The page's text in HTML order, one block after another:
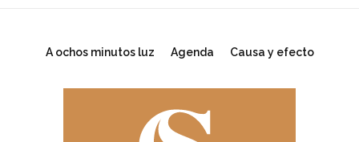
A ochos minutos luz Agenda Causa y efecto